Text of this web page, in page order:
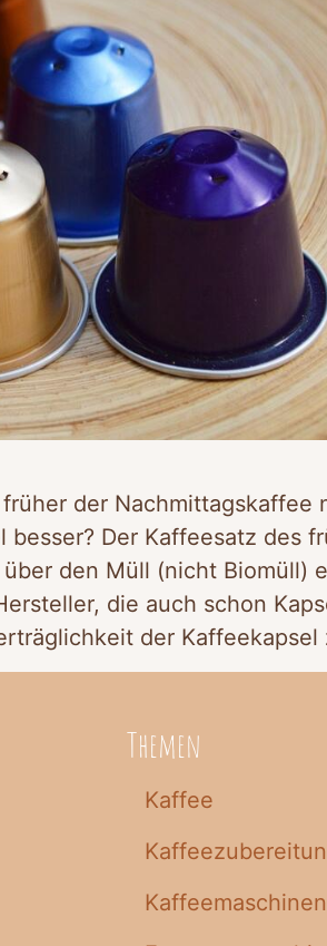
der Nachmittagskaffee
Der Kaffeesatz des
den Müll (nicht Biomüll)
die auch schon
der Kaffeekapsel
Themen
Kaffee
Kaffeemaschinen